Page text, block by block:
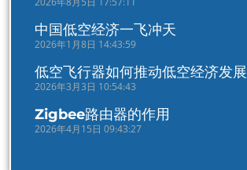
中国低空经济一飞冲天
2026年1月8日 14:43:59
低空飞行器如何推动低空经济发展
2026年3月3日 10:54:43
Zigbee路由器的作用
2026年4月15日 09:43:27